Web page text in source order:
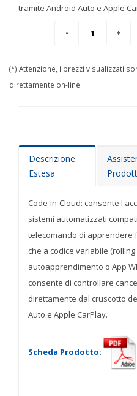
tramite Android Auto e Apple
(*) Attenzione, i prezzi visualizzati
direttamente on-line
Descrizione
Estesa
Code-in-Cloud: consente
sistemi automatizzati
telecomando di apprendere
che a codice variabile
autoapprendimento o App
consente di controllare
direttamente dal cruscotto
Auto e Apple CarPlay.
Scheda Prodotto: